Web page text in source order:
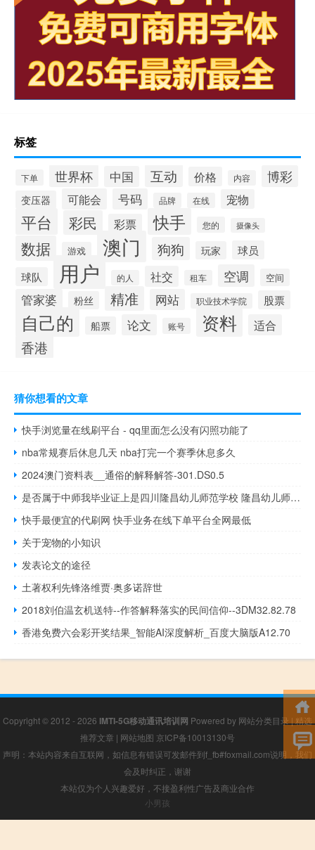
标签
下单 世界杯 中国 互动 价格 内容 博彩
变压器 可能会 号码 品牌 在线 宠物
平台 彩民 彩票 快手 您的 摄像头
数据 游戏 澳门 狗狗 玩家
球员
球队
用户 的人 社交 租车 空调 空间
管家婆 粉丝 精准 网站 职业技术学院 股票
自己的 船票 论文 账号 资料 适合
香港
猜你想看的文章
快手浏览量在线刷平台 - qq里面怎么没有闪照功能了
nba常规赛后休息几天 nba打完一个赛季休息多久
2024澳门资料表__通俗的解释解答-301.DS0.5
是否属于中师我毕业证上是四川隆昌幼儿师范学校 隆昌幼儿师范学校
快手最便宜的代刷网 快手业务在线下单平台全网最低
关于宠物的小知识
发表论文的途径
土著权利先锋洛维贾·奥多诺辞世
2018刘伯温玄机送特--作答解释落实的民间信仰--3DM32.82.78
香港免费六会彩开奖结果_智能AI深度解析_百度大脑版A12.70
Copyright © 2012 - 2026 IMTI-5G移动通讯培训网 Powered by 网站分类目录 | 精选
推荐文章 | 网站地图 京ICP备10013130号
声明：本站内容来自互联网，如信息有错误可发邮件到f_fb#foxmail.com说明，我们
会及时纠正，谢谢
本站仅为个人兴趣爱好，不接盈利性广告及商业合作
小男孩